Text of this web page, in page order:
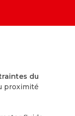
du
proximité